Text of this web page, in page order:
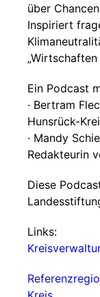
über
Inspiriert
Ein Podcast
· Bertram
Hunsrück-
· Mandy
Redakteurin
Diese
Links: